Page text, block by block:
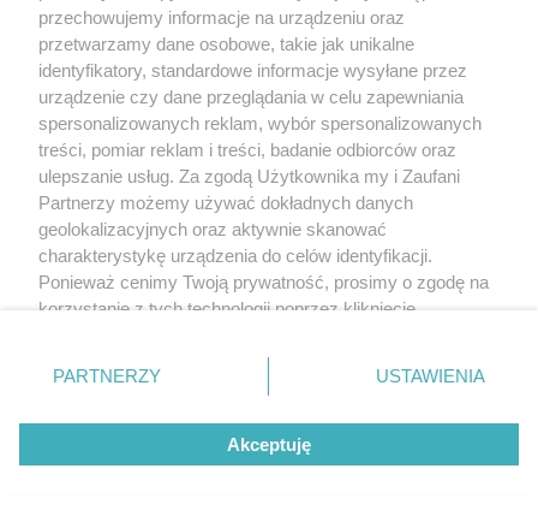
Żaden utwór zamieszczony w serwisie nie może być powielany i
rozpowszechniany lub dalej rozpowszechniany w jakikolwiek sposób (w
tym także elektroniczny lub mechaniczny) na jakimkolwiek polu
eksploatacji w jakiejkolwiek formie, włącznie z umieszczaniem w Internecie
bez pisemnej zgody właściciela praw. Jakiekolwiek użycie lub
wykorzystanie utworów w całości lub w części z naruszeniem prawa, tzn.
bez właściwej zgody, jest zabronione pod groźbą kary i może być ścigane
O nas
przechowujemy informacje na urządzeniu oraz
przetwarzamy dane osobowe, takie jak unikalne
identyfikatory, standardowe informacje wysyłane przez
urządzenie czy dane przeglądania w celu zapewniania
spersonalizowanych reklam, wybór spersonalizowanych
treści, pomiar reklam i treści, badanie odbiorców oraz
ulepszanie usług. Za zgodą Użytkownika my i Zaufani
Partnerzy możemy używać dokładnych danych
geolokalizacyjnych oraz aktywnie skanować
charakterystykę urządzenia do celów identyfikacji.
Ponieważ cenimy Twoją prywatność, prosimy o zgodę na
korzystanie z tych technologii poprzez kliknięcie
zmienić/wycofać klikając przycisk ustawień prywatności
znajdujący się w lewym dolnym rogu strony
rodzaje przetwarzania danych nie wymagają zgody
użytkownika, ale masz prawo sprzeciwić się takiemu
przetwarzaniu. Preferencje będą miały zastosowanie tylko
PARTNERZY USTAWIENIA
Akceptuję